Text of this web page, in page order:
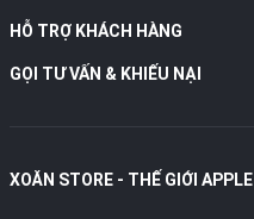
HỖ TRỢ KHÁCH HÀNG
GỌI TƯ VẤN & KHIẾU NẠI
XOĂN STORE - THẾ GIỚI APPLE